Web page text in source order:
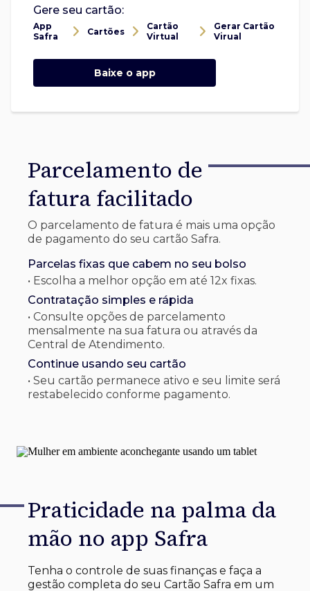
Gere seu cartão:
App
Safra
Cartões
Cartão
Virtual
Gerar Cartão
Virual
Baixe o app
Parcelamento de
fatura facilitado
O parcelamento de fatura é mais uma opção
de pagamento do seu cartão Safra.
Parcelas fixas que cabem no seu bolso
• Escolha a melhor opção em até 12x fixas.
Contratação simples e rápida
• Consulte opções de parcelamento
mensalmente na sua fatura ou através da
Central de Atendimento.
Continue usando seu cartão
• Seu cartão permanece ativo e seu limite será
restabelecido conforme pagamento.
Praticidade na palma da
mão no app Safra
Tenha o controle de suas finanças e faça a
gestão completa do seu Cartão Safra em um